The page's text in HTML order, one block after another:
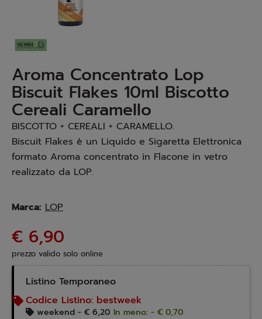
Aroma Concentrato Lop
Biscuit Flakes 10ml Biscotto
Cereali Caramello
BISCOTTO + CEREALI + CARAMELLO.
Biscuit Flakes è un Liquido e Sigaretta Elettronica
formato Aroma concentrato in Flacone in vetro
realizzato da LOP.
Marca: LOP
€ 6,90
prezzo valido solo online
Listino Temporaneo
Codice Listino: bestweek
weekend - € 6,20 In meno: - € 0,70